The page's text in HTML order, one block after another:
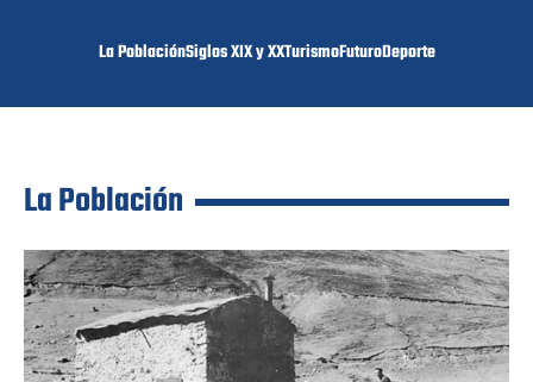
La PoblaciónSiglos XIX y XXTurismoFuturoDeporte
La Población